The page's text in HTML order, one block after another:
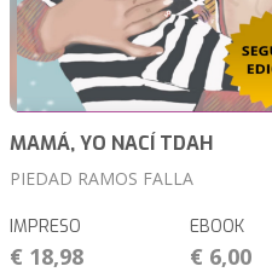
MAMÁ, YO NACÍ TDAH
PIEDAD RAMOS FALLA
IMPRESO
€ 18,98
EBOOK
€ 6,00